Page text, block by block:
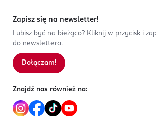
Zapisz się na newsletter!
Lubisz być na bieżąco? Kliknij w przycisk i
do newslettera.
Dołączam!
Znajdź nas również na: